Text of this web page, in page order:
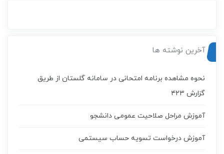
آخرین نوشته ها
نحوه مشاهده برنامه امتحانی در سامانه گلستان از طریق
گزارش ۴۲۳
آموزش مراحل صلاحیت عمومی دانشجو
آموزش درخواست تسويه حساب سيستمی